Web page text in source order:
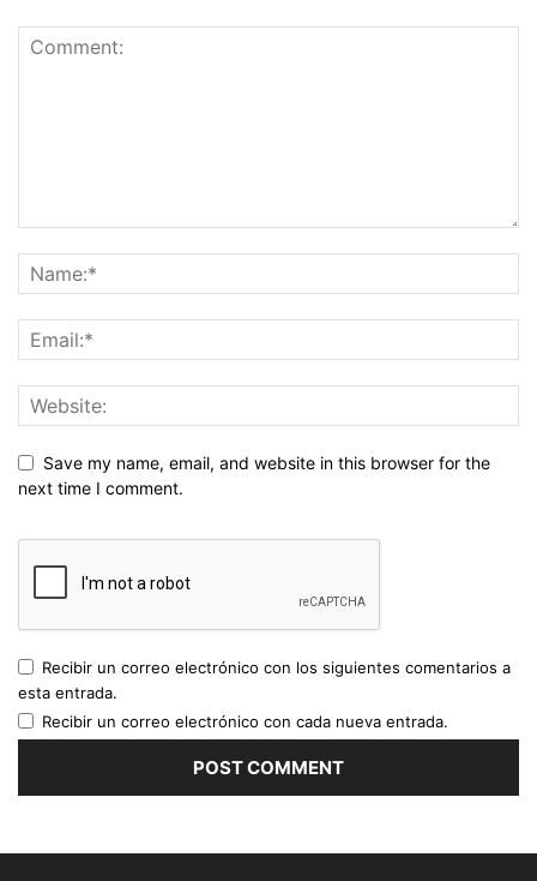
Save my name, email, and website in this browser for the
next time I comment.
Recibir un correo electrónico con los siguientes comentarios a
esta entrada.
Recibir un correo electrónico con cada nueva entrada.